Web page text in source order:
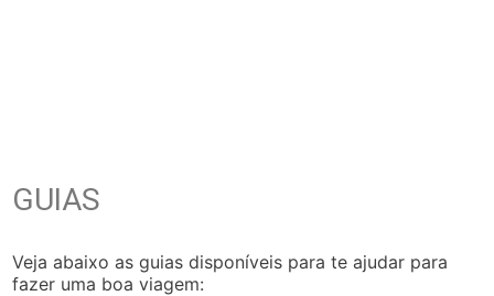
GUIAS
Veja abaixo as guias disponíveis para te ajudar para
fazer uma boa viagem: